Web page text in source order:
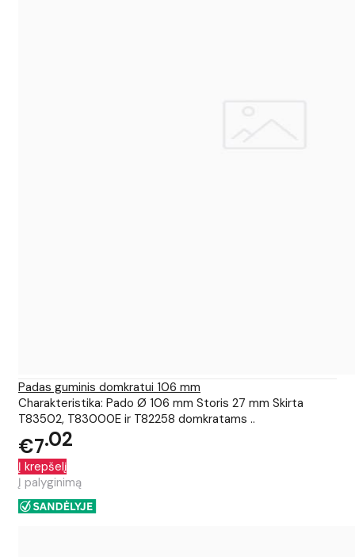
Padas guminis domkratui 106 mm
Charakteristika: Pado Ø 106 mm Storis 27 mm Skirta
T83502, T83000E ir T82258 domkratams ..
€7 02
Į krepšelį
Į palyginimą